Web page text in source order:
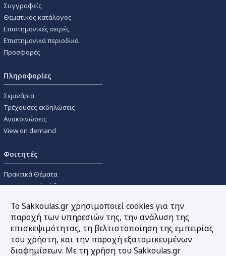
Συγγραφείς
Θεματικός κατάλογος
Επιστημονικές σειρές
Επιστημονικά περιοδικά
Προσφορές
Πληροφορίες
Σεμινάρια
Τρέχουσες εκδηλώσεις
Ανακοινώσεις
View on demand
Φοιτητές
Πρακτικά Θέματα
Οικονομικοί Κώδικες
Συγγραμμάτων
Εργαλεία
Online υπολογισμός τόκων
Το Sakkoulas.gr χρησιμοποιεί cookies για την
παροχή των υπηρεσιών της, την ανάλυση της
επισκεψιμότητας, τη βελτιστοποίηση της εμπειρίας
του χρήστη, και την παροχή εξατομικευμένων
διαφημίσεων. Με τη χρήση του Sakkoulas.gr